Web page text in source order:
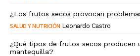
¿Los frutos secos provocan
SALUD Y NUTRICIÓN Leonardo Castro
¿Qué tipos de frutos secos producen
mantequilla?